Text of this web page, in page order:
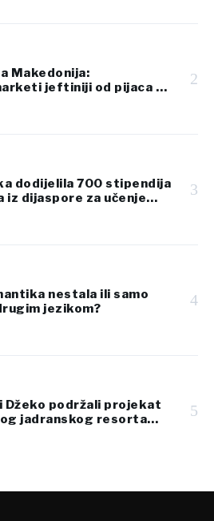
Makedonija:
jeftiniji od pijaca za
2
dodijelila 700 stipendija
iz dijaspore za učenje
jezika
3
nestala ili samo
jezikom?
4
Džeko podržali projekat
jadranskog resorta
miliona eura
5